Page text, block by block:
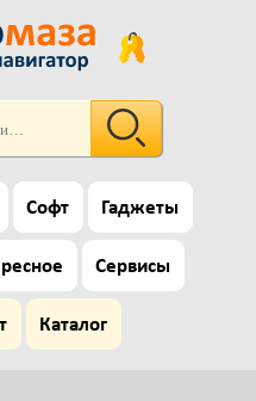
Софт Гаджеты
Сервисы
Каталог